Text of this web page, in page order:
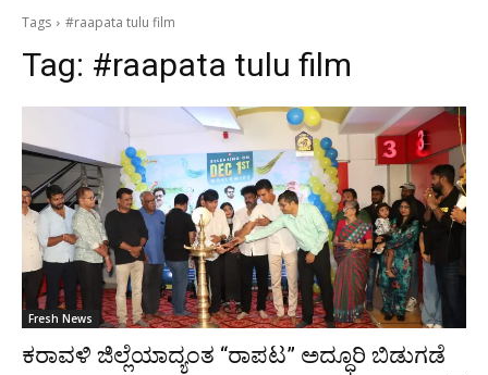
Tags #raapata tulu film
Tag: #raapata tulu film
Fresh News
ಕರಾವಳಿ ಜಿಲ್ಲೆಯಾದ್ಯಂತ “ರಾಪಟ” ಅದ್ಧೂರಿ ಬಿಡುಗಡೆ